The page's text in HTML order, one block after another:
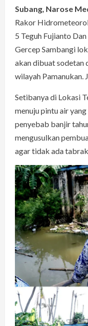
Subang, Narose
Rakor
5 Teguh Fujianto
Gercep Sambangi
akan dibuat sodetan
wilayah Pamanukan.
Setibanya di Lokasi
menuju pintu air
penyebab banjir
mengusulkan
agar tidak ada